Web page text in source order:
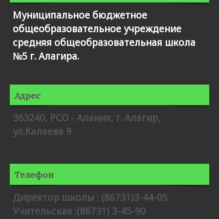
Муниципальное бюджетное
общеобразовательное учреждение
средняя общеобразовательная школа
№5 г. Алагира.
Адрес
363240, РСО - Алания, г. Алагир,
ул.Калаева 9
Телефон
Директор школы : (86731)3-44-05
Учительская :(86731) 3-45-90